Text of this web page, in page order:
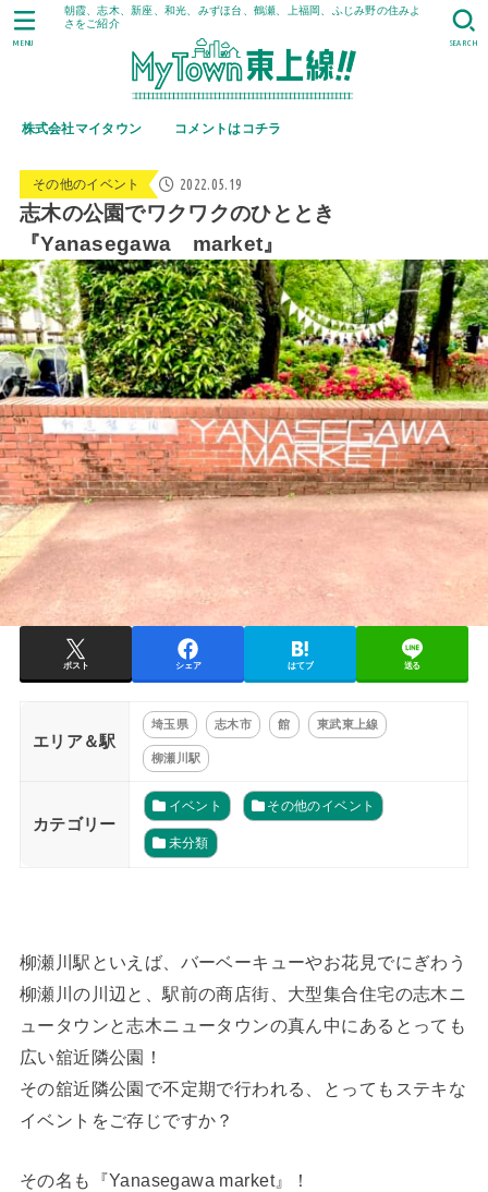
朝霞、志木、新座、和光、みずほ台、鶴瀬、上福岡、ふじみ野の住みよ
さをご紹介
株式会社マイタウン コメントはコチラ
SEARCH
MENU
その他のイベント 2022.05.19
志木の公園でワクワクのひととき
『Yanasegawa market』
ポスト シェア はてブ 送る
エリア＆駅
埼玉県 志木市 館 東武東上線
柳瀬川駅
カテゴリー
イベント その他のイベント
未分類
柳瀬川駅といえば、バーベーキューやお花見でにぎわう
柳瀬川の川辺と、駅前の商店街、大型集合住宅の志木ニ
ュータウンと志木ニュータウンの真ん中にあるとっても
広い舘近隣公園！
その舘近隣公園で不定期で行われる、とってもステキな
イベントをご存じですか？
その名も『Yanasegawa market』！